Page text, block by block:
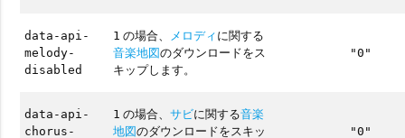
data-api-
melody-
disabled
1 の場合、 メロディに関する
音楽地図のダウンロードをス
キップします。
"0"
data-api-
chorus-
1 の場合、サビに関する音楽
地図のダウンロードをスキッ
"0"